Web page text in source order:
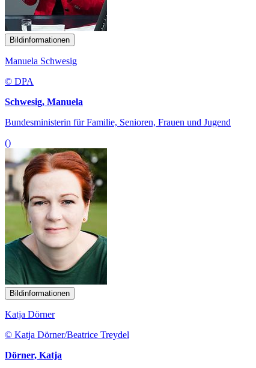
Bildinformationen
Manuela Schwesig
© DPA
Schwesig, Manuela
Bundesministerin für Familie, Senioren, Frauen und Jugend
()
Bildinformationen
Katja Dörner
© Katja Dörner/Beatrice Treydel
Dörner, Katja